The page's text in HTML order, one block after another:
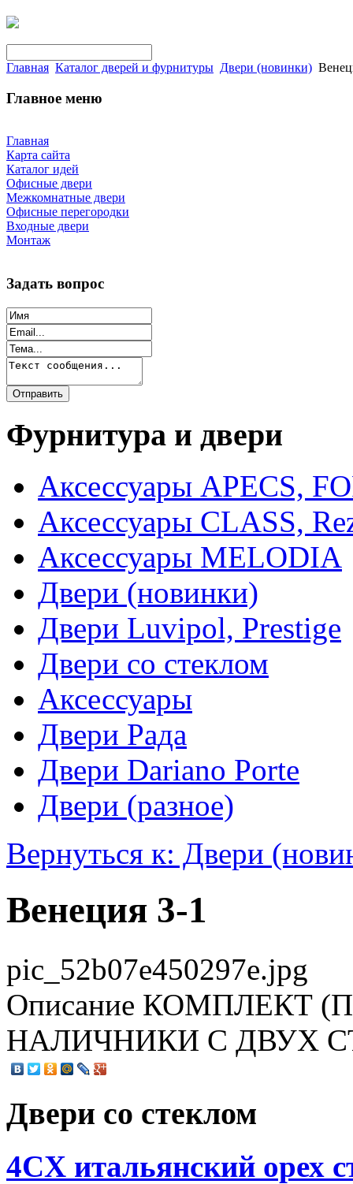
Главная Каталог дверей и фурнитуры Двери (новинки)
Главное меню
Главная
Карта сайта
Каталог идей
Офисные двери
Межкомнатные двери
Офисные перегородки
Входные двери
Монтаж
Задать вопрос
Фурнитура и двери
Аксессуары APECS,
Аксессуары CLASS,
Аксессуары MELODIA
Двери (новинки)
Двери Luvipol, Prestige
Двери со стеклом
Аксессуары
Двери Рада
Двери Dariano Porte
Двери (разное)
Вернуться к: Двери
Венеция 3-1
pic_52b07e450297e.jpg
Описание КОМПЛЕКТ
НАЛИЧНИКИ С ДВУХ
Двери со стеклом
4CХ итальянский орех